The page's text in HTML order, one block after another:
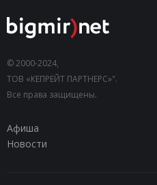
© 2000-2024,
ТОВ «КЕПРЕЙТ ПАРТНЕРС»".
Все права защищены.
Афиша
Новости